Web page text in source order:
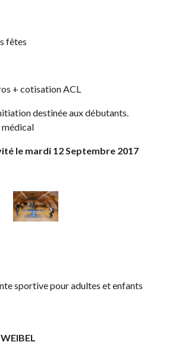
fêtes
euros + cotisation ACL
le mardi 12 Septembre 2017
sportive pour adultes et enfants